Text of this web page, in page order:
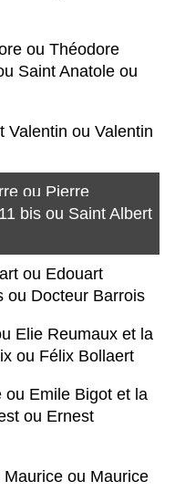
ou Théodore
Saint Anatole ou
Valentin ou Valentin
ou Pierre
bis ou Saint Albert
ou Edouart
ou Docteur Barrois
Elie Reumaux et la
ou Félix Bollaert
ou Emile Bigot et la
ou Ernest
ou Maurice